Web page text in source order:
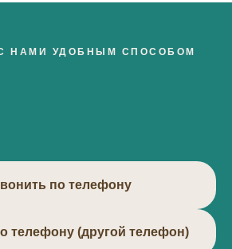
НАМИ УДОБНЫМ СПОСОБОМ
по телефону
телефону (другой телефон)